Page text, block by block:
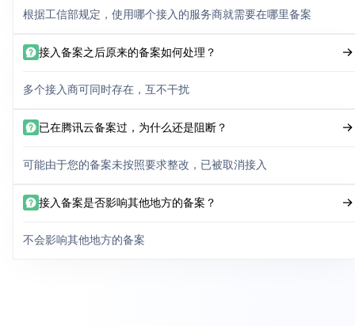
根据工信部规定，使用哪个接入的服务商就需要在哪里备案
接入备案之后原来的备案如何处理？
多个接入商可同时存在，互不干扰
已在腾讯云备案过，为什么还是阻断？
可能由于您的备案未按照要求整改，已被取消接入
接入备案是否影响其他地方的备案？
不会影响其他地方的备案